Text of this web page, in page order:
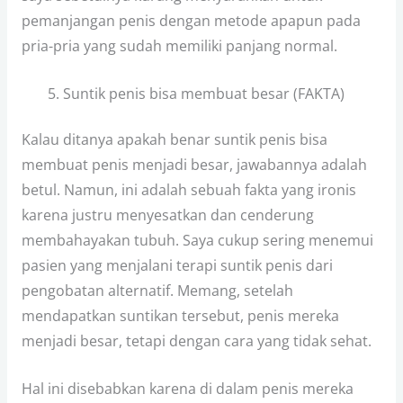
pemanjangan penis dengan metode apapun pada
pria-pria yang sudah memiliki panjang normal.
Suntik penis bisa membuat besar (FAKTA)
Kalau ditanya apakah benar suntik penis bisa
membuat penis menjadi besar, jawabannya adalah
betul. Namun, ini adalah sebuah fakta yang ironis
karena justru menyesatkan dan cenderung
membahayakan tubuh. Saya cukup sering menemui
pasien yang menjalani terapi suntik penis dari
pengobatan alternatif. Memang, setelah
mendapatkan suntikan tersebut, penis mereka
menjadi besar, tetapi dengan cara yang tidak sehat.
Hal ini disebabkan karena di dalam penis mereka